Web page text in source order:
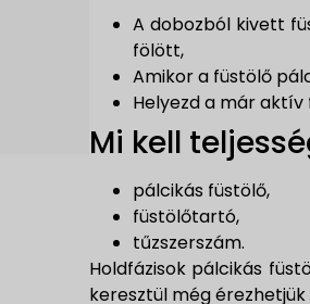
A dobozból kivett
fölött,
Amikor a füstölő
Helyezd a már
Mi kell
pálcikás füstölő,
füstölőtartó,
tűzszerszám.
Holdfázisok pálcikás
keresztül még